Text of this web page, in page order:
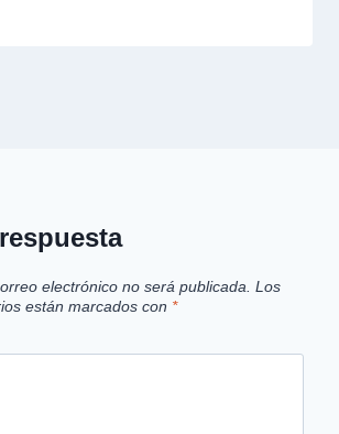
electrónico no será publicada. Los
están marcados con *